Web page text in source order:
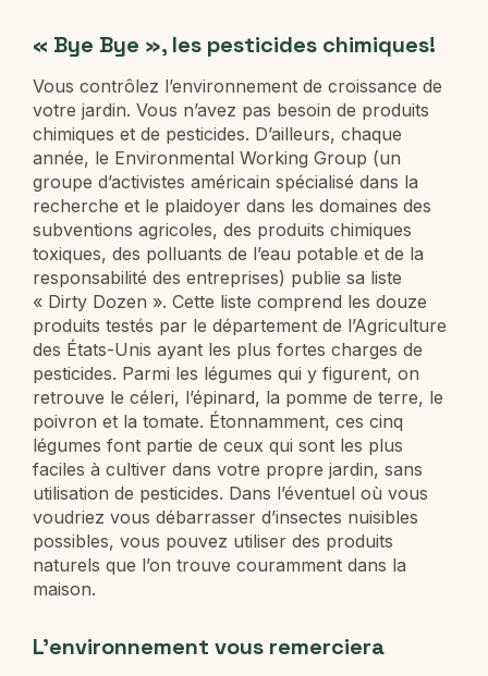
« Bye Bye », les pesticides chimiques!
Vous contrôlez l’environnement de croissance de
votre jardin. Vous n’avez pas besoin de produits
chimiques et de pesticides. D’ailleurs, chaque
année, le Environmental Working Group (un
groupe d’activistes américain spécialisé dans la
recherche et le plaidoyer dans les domaines des
subventions agricoles, des produits chimiques
toxiques, des polluants de l’eau potable et de la
responsabilité des entreprises) publie sa liste
« Dirty Dozen ». Cette liste comprend les douze
produits testés par le département de l’Agriculture
des États-Unis ayant les plus fortes charges de
pesticides. Parmi les légumes qui y figurent, on
retrouve le céleri, l’épinard, la pomme de terre, le
poivron et la tomate. Étonnamment, ces cinq
légumes font partie de ceux qui sont les plus
faciles à cultiver dans votre propre jardin, sans
utilisation de pesticides. Dans l’éventuel où vous
voudriez vous débarrasser d’insectes nuisibles
possibles, vous pouvez utiliser des produits
naturels que l’on trouve couramment dans la
maison.
L’environnement vous remerciera